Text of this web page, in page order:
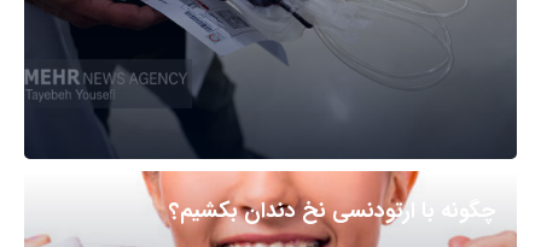
چگونه با ارتودنسی نخ دندان بکشیم؟